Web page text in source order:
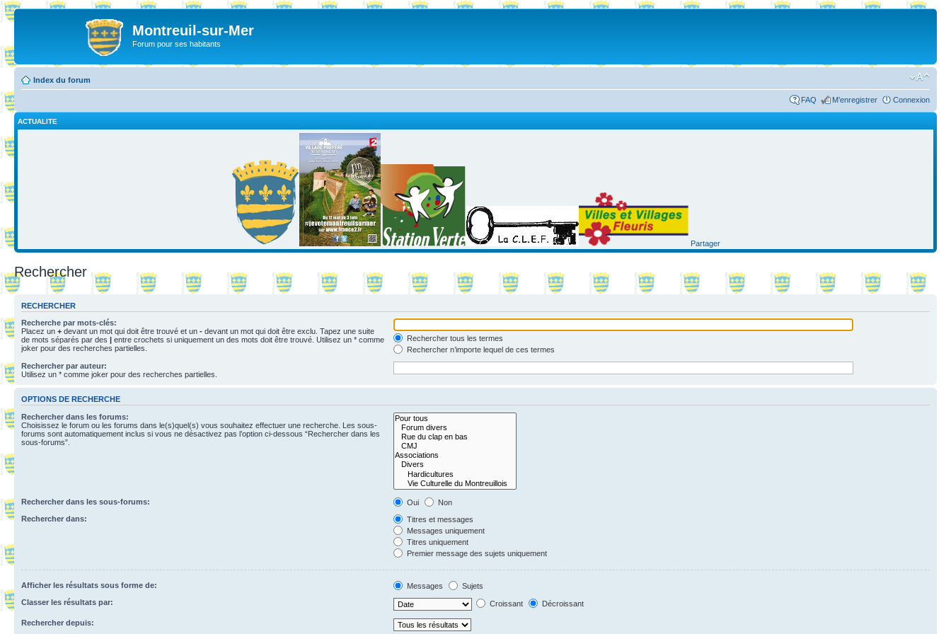
Montreuil-sur-Mer
Forum pour ses habitants
Index du forum
FAQ M’enregistrer Connexion
ACTUALITE
Partager
Rechercher
RECHERCHER
Recherche par mots-clés:
Placez un + devant un mot qui doit être trouvé et un - devant un mot qui doit être exclu. Tapez une suite
de mots séparés par des | entre crochets si uniquement un des mots doit être trouvé. Utilisez un * comme
joker pour des recherches partielles.
Rechercher tous les termes
Rechercher n’importe lequel de ces termes
Rechercher par auteur:
Utilisez un * comme joker pour des recherches partielles.
OPTIONS DE RECHERCHE
Rechercher dans les forums:
Choisissez le forum ou les forums dans le(s)quel(s) vous souhaitez effectuer une recherche. Les sous-
forums sont automatiquement inclus si vous ne désactivez pas l’option ci-dessous “Rechercher dans les
sous-forums”.
Rechercher dans les sous-forums: Oui
Non
Rechercher dans:
Titres et messages
Messages uniquement
Titres uniquement
Premier message des sujets uniquement
Afficher les résultats sous forme de: Messages
Sujets
Classer les résultats par:
Croissant Décroissant
Rechercher depuis: